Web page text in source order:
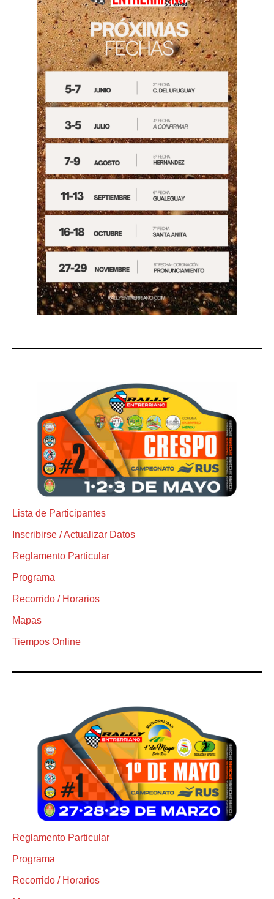
Lista de Participantes
Inscribirse / Actualizar Datos
Reglamento Particular
Programa
Recorrido / Horarios
Mapas
Tiempos Online
Reglamento Particular
Programa
Recorrido / Horarios